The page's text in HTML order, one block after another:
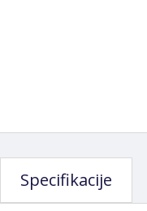
Specifikacije